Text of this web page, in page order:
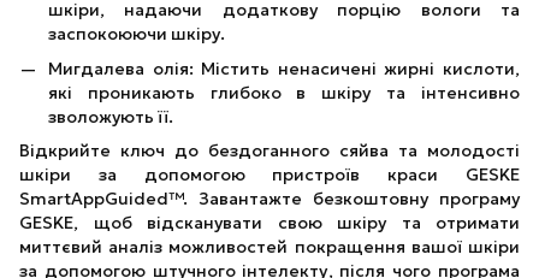
шкіри, надаючи додаткову порцію вологи та
заспокоюючи шкіру.
Мигдалева олія: Містить ненасичені жирні кислоти,
які проникають глибоко в шкіру та інтенсивно
зволожують її.
Відкрийте ключ до бездоганного сяйва та молодості
шкіри за допомогою пристроїв краси GESKE
SmartAppGuided™. Завантажте безкоштовну програму
GESKE, щоб відсканувати свою шкіру та отримати
миттєвий аналіз можливостей покращення вашої шкіри
за допомогою штучного інтелекту, після чого програма